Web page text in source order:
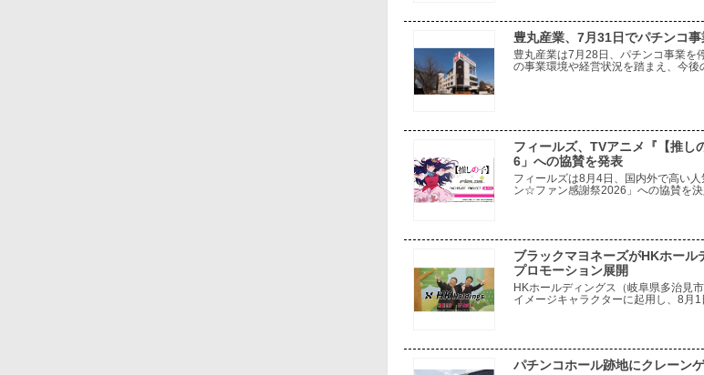
豊丸産業、7月31日でパチンコ
豊丸産業は7月28日、パチンコ事業を
の事業環境や経営状況を踏まえ、今
ている。取引先に対しては、事業停
フィールズ、TVアニメ『【推
6」への協賛を発表
フィールズは8月4日、国内外で高い
ン☆ファン感謝祭2026」への協賛を
種トーキョーグール』をはじめとす
ブラックマヨネーズがHKホー
プロモーション展開
HKホールディングス（岐阜県多治見
イメージキャラクターに起用し、8月
パチンコホール跡地にクレーン